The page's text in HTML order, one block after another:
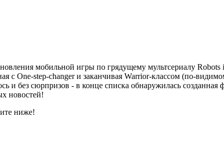
мобильной игры по грядущему мультсериалу
с One-step-changer и заканчивая Warrior-классом (по-
и без сюрпризов - в конце списка обнаружилась
новостей!
ниже!